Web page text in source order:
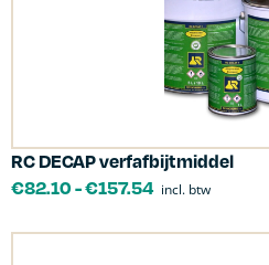
RC DECAP verfafbijtmiddel
€82.10-€157.54 incl. btw